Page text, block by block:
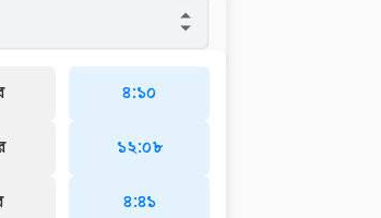
৪:১০
১২:০৮
৪:৪১